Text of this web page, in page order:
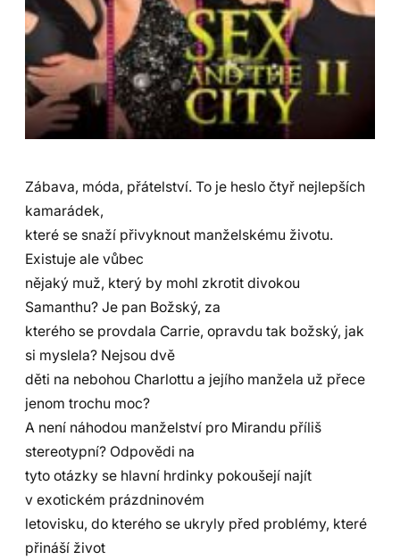
Zábava, móda, přátelství. To je heslo čtyř nejlepších
kamarádek,
které se snaží přivyknout manželskému životu.
Existuje ale vůbec
nějaký muž, který by mohl zkrotit divokou
Samanthu? Je pan Božský, za
kterého se provdala Carrie, opravdu tak božský, jak
si myslela? Nejsou dvě
děti na nebohou Charlottu a jejího manžela už přece
jenom trochu moc?
A není náhodou manželství pro Mirandu příliš
stereotypní? Odpovědi na
tyto otázky se hlavní hrdinky pokoušejí najít
v exotickém prázdninovém
letovisku, do kterého se ukryly před problémy, které
přináší život